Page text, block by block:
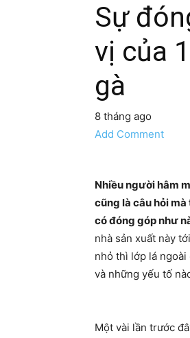
Sự
vị của
gà
8 tháng ago
Add Comment
Nhiều người hâm
cũng là câu hỏi
có đóng góp như
nhà sản xuất này
nhỏ thì lớp lá
và những yếu tố
Một vài lần trước